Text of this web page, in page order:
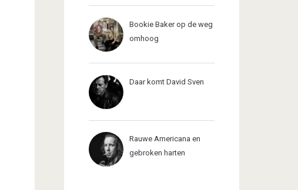
Bookie Baker op de weg
omhoog
Daar komt David Sven
Rauwe Americana en
gebroken harten